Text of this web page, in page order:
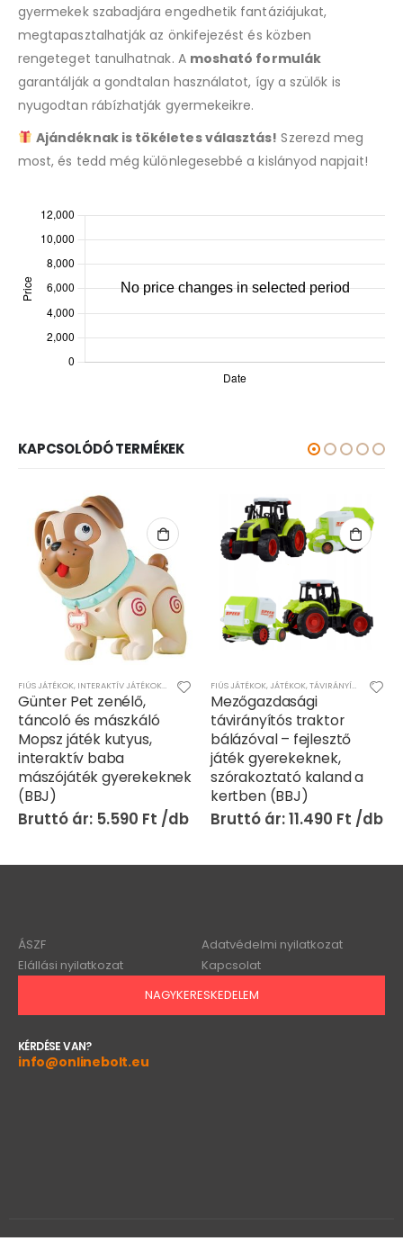
gyermekek szabadjára engedhetik fantáziájukat,
megtapasztalhatják az önkifejezést és közben
rengeteget tanulhatnak. A mosható formulák
garantálják a gondtalan használatot, így a szülők is
nyugodtan rábízhatják gyermekeikre.
Ajándéknak is tökéletes választás! Szerezd meg
most, és tedd még különlegesebbé a kislányod napjait!
KAPCSOLÓDÓ TERMÉKEK
LÁNYOS JÁTÉKOK
FIÚS JÁTÉKOK, INTERAKTÍV JÁTÉKOK,JÁTÉKOK LÁNYOS JÁTÉKOK
Günter Pet zenélő,
táncoló és mászkáló
Mopsz játék kutyus,
interaktív baba
mászójáték gyerekeknek
(BBJ)
5.590 Ft
FIÚS JÁTÉKOK,JÁTÉKOK,TÁVIRÁNYÍTÓS/RC JÁTÉKOK
Mezőgazdasági
távirányítós traktor
bálázóval – fejlesztő
játék gyerekeknek,
szórakoztató kaland a
kertben (BBJ)
11.490 Ft
ÁSZF
Adatvédelmi nyilatkozat
Elállási nyilatkozat
Kapcsolat
NAGYKERESKEDELEM
KÉRDÉSE VAN?
info@onlinebolt.eu